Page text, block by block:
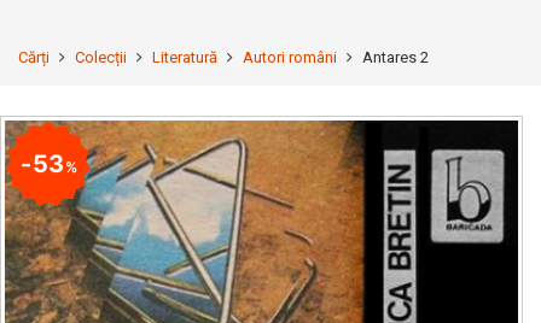
Cărți Colecții Literatură Autori români Antares 2
53%